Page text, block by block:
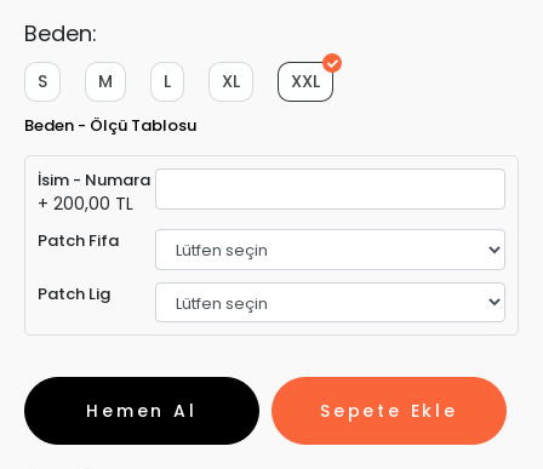
Beden:
XXL
XL
L
M
S
Beden - Ölçü Tablosu
İsim - Numara
+ 200,00 TL
Patch Fifa
Patch Lig
Sepete Ekle
Hemen Al